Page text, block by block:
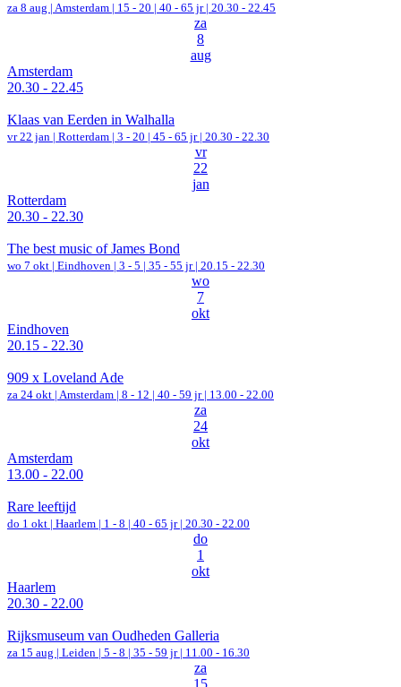
za 8 aug | Amsterdam | 15 - 20 | 40 - 65 jr | 20.30 - 22.45
za
8
aug
Amsterdam
20.30 - 22.45
Klaas van Eerden in Walhalla
vr 22 jan | Rotterdam | 3 - 20 | 45 - 65 jr | 20.30 - 22.30
vr
22
jan
Rotterdam
20.30 - 22.30
The best music of James Bond
wo 7 okt | Eindhoven | 3 - 5 | 35 - 55 jr | 20.15 - 22.30
wo
7
okt
Eindhoven
20.15 - 22.30
909 x Loveland Ade
za 24 okt | Amsterdam | 8 - 12 | 40 - 59 jr | 13.00 - 22.00
za
24
okt
Amsterdam
13.00 - 22.00
Rare leeftijd
do 1 okt | Haarlem | 1 - 8 | 40 - 65 jr | 20.30 - 22.00
do
1
okt
Haarlem
20.30 - 22.00
Rijksmuseum van Oudheden Galleria
za 15 aug | Leiden | 5 - 8 | 35 - 59 jr | 11.00 - 16.30
za